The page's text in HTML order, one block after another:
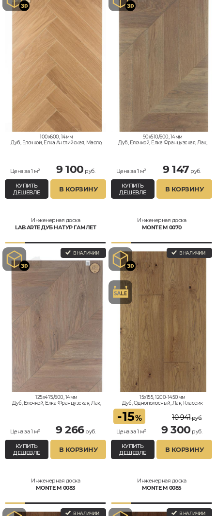
100x600, 14мм
Дуб, Елочкой, Елка Английская, Масло,
Цена за 1 м² 9 100 руб.
КУПИТЬ
ДЕШЕВЛЕ
В КОРЗИНУ
90x510/600, 14мм
Дуб, Елочкой, Елка Французская, Лак,
Цена за 1 м² 9 147 руб.
КУПИТЬ
ДЕШЕВЛЕ
В КОРЗИНУ
Инженерная доска
LAB ARTE ДУБ НАТУР ГАМЛЕТ
В НАЛИЧИИ
125x475/600, 14мм
Дуб, Елочкой, Елка Французская, Лак,
Цена за 1 м² 9 266руб.
КУПИТЬ
ДЕШЕВЛЕ
В КОРЗИНУ
Инженерная доска
MONTE M 0070
В НАЛИЧИИ
15x155, 1200-1450мм
Дуб, Однополосный, Лак, Классик
-15%
Цена за 1 м²
10 941руб.
9 300 руб.
КУПИТЬ
ДЕШЕВЛЕ
В КОРЗИНУ
Инженерная доска
MONTE M 0083
В НАЛИЧИИ
Инженерная доска
MONTE M 0085
В НАЛИЧИИ